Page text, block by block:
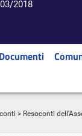
2018
Documenti
> Resoconti